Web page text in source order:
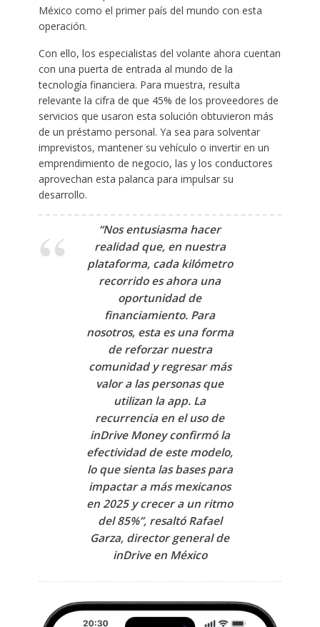
México como el primer país del mundo con esta
operación.
Con ello, los especialistas del volante ahora cuentan
con una puerta de entrada al mundo de la
tecnología financiera. Para muestra, resulta
relevante la cifra de que 45% de los proveedores de
servicios que usaron esta solución obtuvieron más
de un préstamo personal. Ya sea para solventar
imprevistos, mantener su vehículo o invertir en un
emprendimiento de negocio, las y los conductores
aprovechan esta palanca para impulsar su
desarrollo.
“Nos entusiasma hacer
realidad que, en nuestra
plataforma, cada kilómetro
recorrido es ahora una
oportunidad de
financiamiento. Para
nosotros, esta es una forma
de reforzar nuestra
comunidad y regresar más
valor a las personas que
utilizan la app. La
recurrencia en el uso de
inDrive Money confirmó la
efectividad de este modelo,
lo que sienta las bases para
impactar a más mexicanos
en 2025 y crecer a un ritmo
del 85%”, resaltóRafael
Garza, director general de
inDrive en México